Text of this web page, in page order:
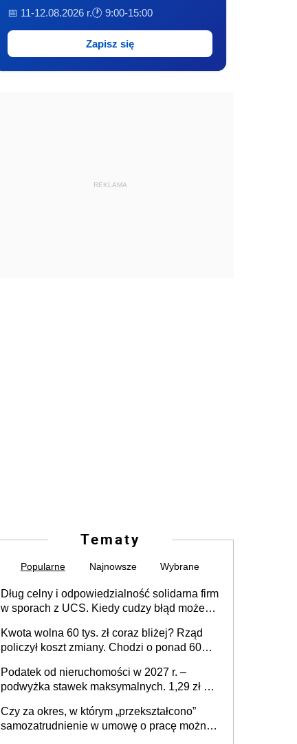
📅 11-12.08.2026 r.🕐 9:00-15:00
Zapisz się
REKLAMA
Tematy
Popularne Najnowsze Wybrane
Dług celny i odpowiedzialność solidarna firm
w sporach z UCS. Kiedy cudzy błąd może
Kwota wolna 60 tys. zł coraz bliżej? Rząd
policzył koszt zmiany. Chodzi o ponad 60
Podatek od nieruchomości w 2027 r. –
podwyżka stawek maksymalnych. 1,29 zł za
budynków i lokali związanych z
prowadzeniem działalności gospodarczej
Czy za okres, w którym „przekształcono”
samozatrudnienie w umowę o pracę można